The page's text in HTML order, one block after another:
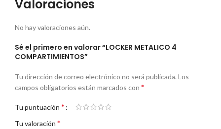
Valoraciones
No hay valoraciones aún.
Sé el primero en valorar “LOCKER METALICO 4
COMPARTIMIENTOS”
Tu dirección de correo electrónico no será publicada. Los
campos obligatorios están marcados con *
Tu puntuación *
Tu valoración *